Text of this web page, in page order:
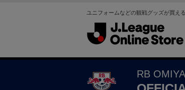
ユニフォームなどの観戦グッズが買え
RB